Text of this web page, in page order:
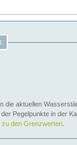
die aktuellen
der Pegelpunkte in der
zu den Grenzwerten